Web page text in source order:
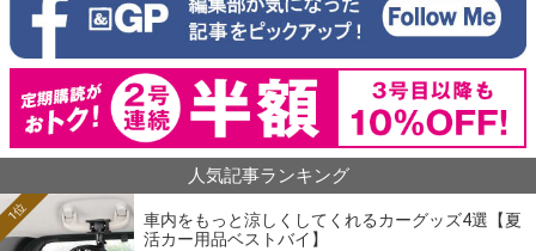
人気記事ランキング
車内をもっと涼しくしてくれるカーグッズ4選【夏
活カー用品ベストバイ】
1位